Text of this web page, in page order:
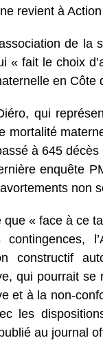
revient à
de la
« fait le choix
en Côte
qui
mortalité
à 645
enquête
non
que « face à ce
constructif
qui pourrait se
et à la non-
les
au journal